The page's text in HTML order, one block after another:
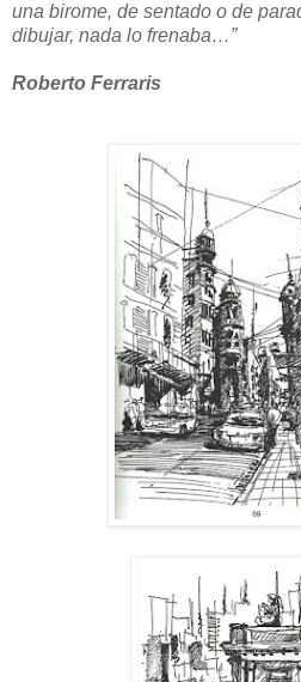
una birome, de sentado o de
dibujar, nada lo frenaba…”
Roberto Ferraris